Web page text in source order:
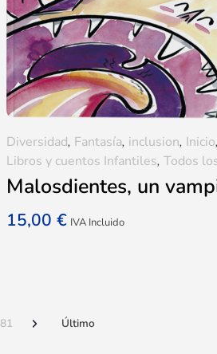
Malosdientes, un
15,00 € IVA Incluido
Diversidad, Fantasía, inclusion, Inicio,
Libros y cuentos Infantiles, Todos
81 Último